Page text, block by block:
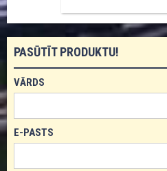
PASŪTĪT PRODUKTU!
VĀRDS
E-PASTS